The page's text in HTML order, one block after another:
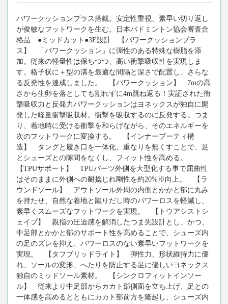
パワークッションプラス搭載。安定性重視、素早い切り返し
が俊敏なフットワークを生む。日本バドミントン協会審査合
格品 ●ミッドカット●3E設計 【パワークッションプラ
ス】 「パワークッション」に弾性のある特殊な樹脂を添
加。従来の軽量性は保ちつつ、高い衝撃吸収性を実現しま
す。格子状に＋型の溝を最適な間隔と深さで配置し、さらな
る反発性を達成しました。 【パワークッション】 7mの高
さから生卵を落としても割れずに4m跳ね返る！実証された衝
撃吸収力と反発力パワークッションはヨネックスが独自に開
発した軽量衝撃吸収材。衝撃を吸収するのに反発する。つま
り、着地時に受ける衝撃を和らげながら、そのエネルギーを
次のフットワークに変換する。 【インナーブーティ構
造】 タングと履き口を一体化。重なりを無くすことで、足
とシューズとの隙間をなくし、フィット性を高める。
【TPUサポート】 TPUパーツ外側を大型化する事で屈曲性
はそのままに外側への耐捻じれ剛性を約20%※向上。 【ラ
ウンドソール】 アウトソール外周の内側とかかと部に丸み
を持たせ、自然な着地と蹴りだし時のパワーロスを軽減し、
素早くスムーズなフットワークを実現。 【トウアシストシ
ェイプ】 親指の圧迫感を解消したつま先設計とし、かつ、
中足部とかかと部のサポート性を高めることで、シューズ内
の足のズレを抑え、パワーロスのない素早いフットワークを
実現。 【タフブリッドライト】 弾性力、形状維持力に優
れ、ソールの変形、へたりを防止する足に優しいヨネックス
独自のミッドソール素材。 【シンクロフィットインソー
ル】 従来より中足部からカカト部側面を立ち上げ、足との
一体感を高めるとともにカカト部前方を隆起し、シューズ内